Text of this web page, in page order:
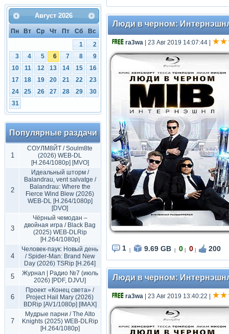
Август 2026
Пн Вт Ср Чт Пт Сб
Вс
1
2
3
4 5 6 7 8
9
10
11 12 13 14 15
16
17
18 19 20 21 22
23
24
25 26 27 28 29
30
31
Популярные раздачи
1
СОУЛМ8ЙТ / Soulm8te
(2026) WEB-DL
[H.264/1080p] [MVO]
2
Идеальный шторм /
Balandrau, vent salvatge /
Balandrau: Where the
Fierce Wind Blew (2026)
WEB-DL [H.264/1080p]
[DVO]
3
Чёрный чемодан –
двойная игра / Black Bag
(2025) WEB-DLRip
[H.264/1080p]
4
Человек-паук: Новый день
/ Spider-Man: Brand New
Day (2026) TSRip [H.264]
5
Журнал | Радио №7 (июль
2026) [PDF, DJVU]
6
Проект «Конец света» /
Project Hail Mary (2026)
BDRip [AV1/1080p] [IMAX]
7
Мудрые парни / The Alto
Knights (2025) WEB-DLRip
[H.264/1080p]
Люди в черном: Интернэшнл
ra3wa | 23 Авг 2019 14:07:44
1 9.69 GB 0 0 200
Люди в черном:
ra3wa | 23 Авг 2019 13:40:22